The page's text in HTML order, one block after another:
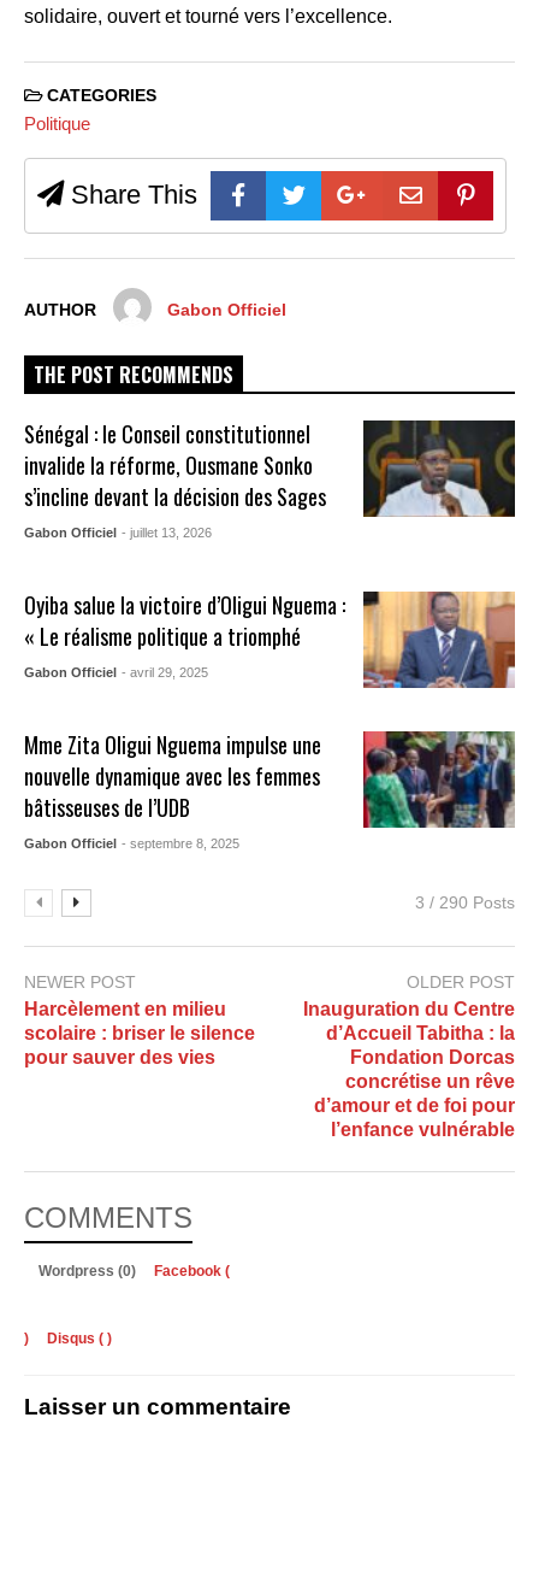
solidaire, ouvert et tourné vers l’excellence.
CATEGORIES
Politique
Share This
AUTHOR Gabon Officiel
THE POST RECOMMENDS
Sénégal : le Conseil constitutionnel
invalide la réforme, Ousmane Sonko
s’incline devant la décision des Sages
Gabon Officiel - juillet 13, 2026
Oyiba salue la victoire d’Oligui Nguema :
« Le réalisme politique a triomphé
Gabon Officiel - avril 29, 2025
Mme Zita Oligui Nguema impulse une
nouvelle dynamique avec les femmes
bâtisseuses de l’UDB
Gabon Officiel - septembre 8, 2025
3 / 290 Posts
NEWER POST
Harcèlement en milieu
scolaire : briser le silence
pour sauver des vies
OLDER POST
Inauguration du Centre
d’Accueil Tabitha : la
Fondation Dorcas
concrétise un rêve
d’amour et de foi pour
l’enfance vulnérable
COMMENTS
Wordpress (0) Facebook (
) Disqus ( )
Laisser un commentaire